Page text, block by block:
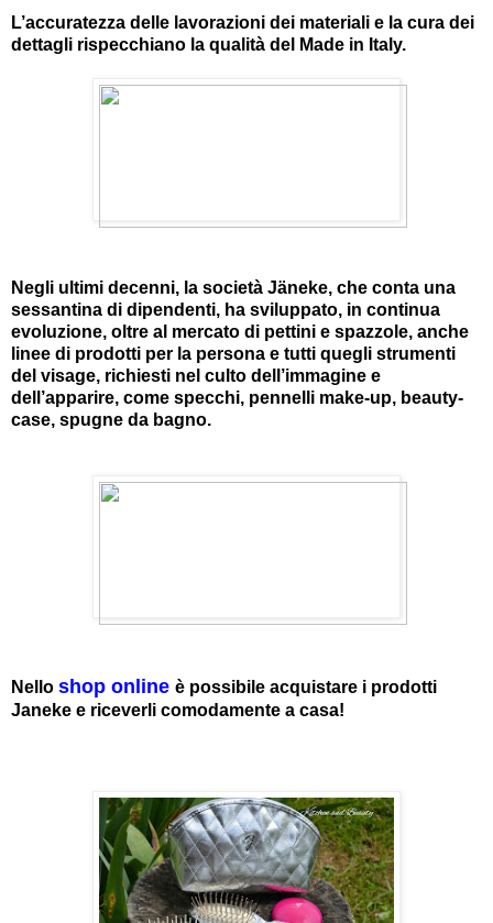
L’accuratezza delle lavorazioni dei materiali e la cura dei
dettagli rispecchiano la qualità del Made in Italy.
Negli ultimi decenni, la società Jäneke, che conta una
sessantina di dipendenti, ha sviluppato, in continua
evoluzione, oltre al mercato di pettini e spazzole, anche
linee di prodotti per la persona e tutti quegli strumenti
del visage, richiesti nel culto dell’immagine e
dell’apparire, come specchi, pennelli make-up, beauty-
case, spugne da bagno.
Nello shop online è possibile acquistare i prodotti
Janeke e riceverli comodamente a casa!